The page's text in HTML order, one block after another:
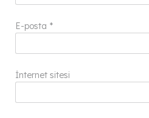
E-posta *
İnternet sitesi